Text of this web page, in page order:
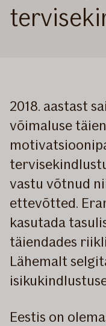
2018. aastast
võimaluse
vastu võtnud
ettevõtted.
kasutada
täiendades
Lähemalt
Eestis on